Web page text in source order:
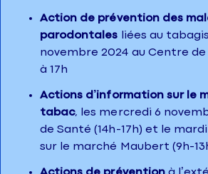
Action de prévention des
parodontales liées au
novembre 2024 au Centre de
à 17h
Actions d’information sur le
tabac, les mercredi 6
de Santé (14h-17h) et le
sur le marché Maubert (9h-